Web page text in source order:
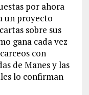
por ahora
un proyecto
sobre sus
gana cada vez
con
de Manes y las
lo confirman